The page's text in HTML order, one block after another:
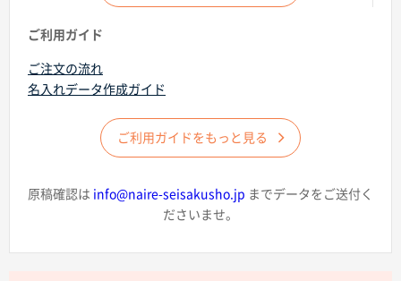
ターゲットから探す
目的・シーンから探す
イベントから探す
印刷色から探す
ご利用ガイド
ご注文の流れ
名入れデータ作成ガイド
ご利用ガイドをもっと見る
原稿確認は info@naire-seisakusho.jp までデータをご送付く
ださいませ。